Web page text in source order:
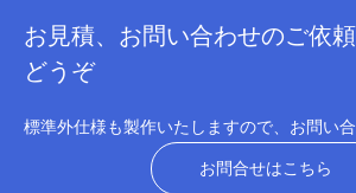
お見積、お問い合わせのご依
どうぞ
標準外仕様も製作いたしますので、お問い合
お問合せはこちら